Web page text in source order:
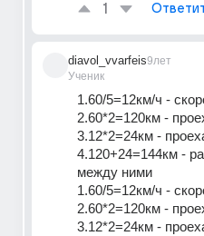
1
diavol_vvarfeis
Ученик
9лет
1.60/5=12км/ч -
2.60*2=120км -
3.12*2=24км -
4.120+24=144км -
между ними
1.60/5=12км/ч -
2.60*2=120км -
3.12*2=24км -